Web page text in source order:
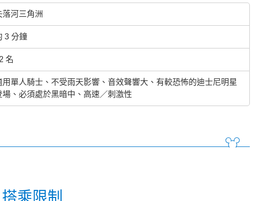
落河三角洲
3 分鐘
名
用單人騎士、不受雨天影響、音效聲響大、有較恐怖的迪士尼明星
場、必須處於黑暗中、高速／刺激性
搭乘限制